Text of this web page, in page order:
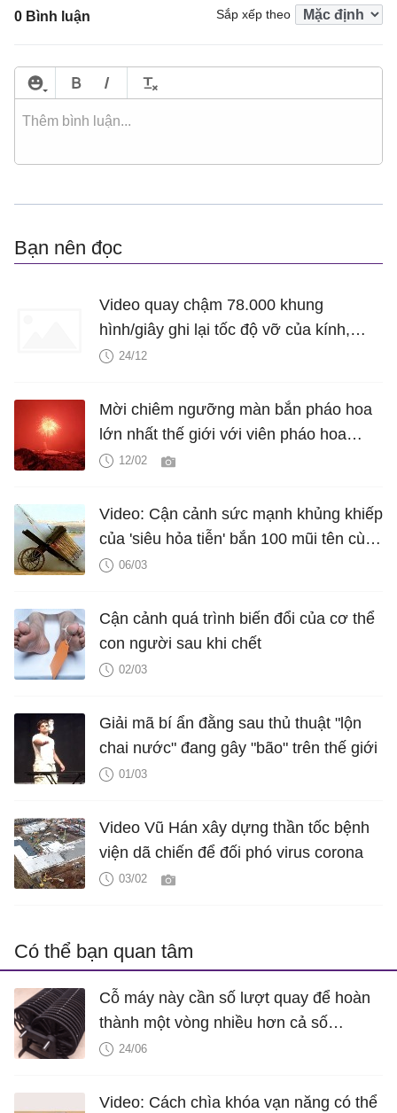
0 Bình luận Sắp xếp theo
Bạn nên đọc
Video quay chậm 78.000 khung
hình/giây ghi lại tốc độ vỡ của kính,
nhanh gấp 10 lần chiếc xe đua nhanh
24/12
Mời chiêm ngưỡng màn bắn pháo hoa
lớn nhất thế giới với viên pháo hoa
nặng gần 1,3 tấn
12/02
Video: Cận cảnh sức mạnh khủng khiếp
của 'siêu hỏa tiễn' bắn 100 mũi tên cùng
lúc trong thế kỷ 15
06/03
Cận cảnh quá trình biến đổi của cơ thể
con người sau khi chết
02/03
Giải mã bí ẩn đằng sau thủ thuật "lộn
chai nước" đang gây "bão" trên thế giới
01/03
Video Vũ Hán xây dựng thần tốc bệnh
viện dã chiến để đối phó virus corona
03/02
Có thể bạn quan tâm
Cỗ máy này cần số lượt quay để hoàn
thành một vòng nhiều hơn cả số
nguyên tử trong vũ trụ
24/06
Video: Cách chìa khóa vạn năng có thể